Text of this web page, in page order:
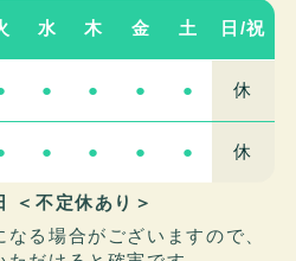
水 木 金 土 日/祝
● ● ● ● 休
● ● ● ● 休
＜不定休あり＞
る場合がございますので、